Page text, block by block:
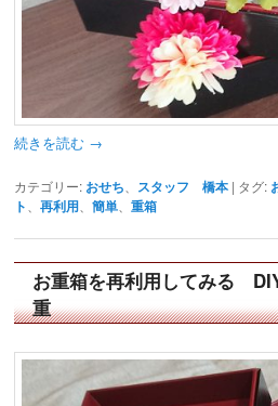
続きを読む →
カテゴリー: おせち スタッフ 橋本 | タグ:
ト
、再利用 、簡単 、重箱
お重箱を再利用してみる
重